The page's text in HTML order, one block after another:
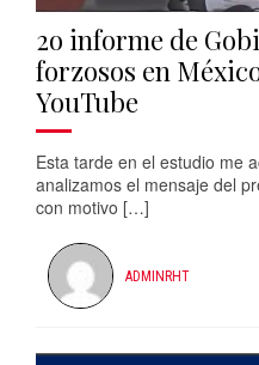
2o informe de
forzosos en
YouTube
Esta tarde en el estudio me
analizamos el mensaje del
con motivo […]
ADMINRHT